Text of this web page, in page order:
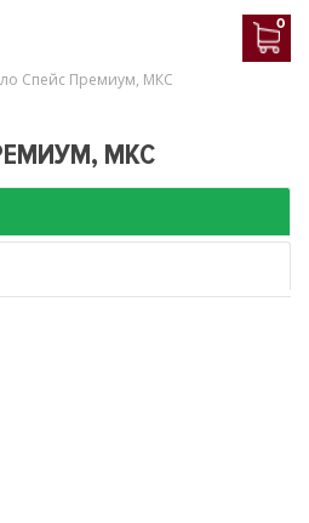
0
Спейс Премиум, МКС
МКС